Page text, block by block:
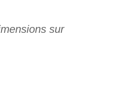
sur